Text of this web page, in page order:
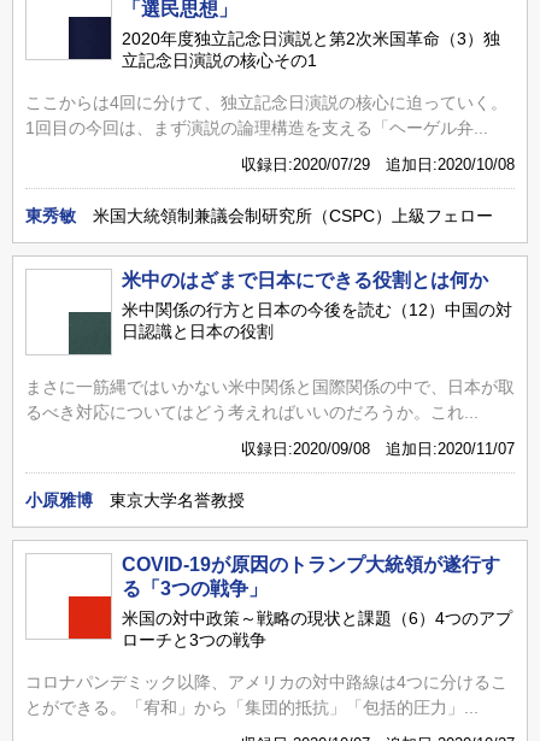
「選民思想」
2020年度独立記念日演説と第2次米国革命（3）独
立記念日演説の核心その1
ここからは4回に分けて、独立記念日演説の核心に迫っていく。
1回目の今回は、まず演説の論理構造を支える「ヘーゲル弁...
収録日:2020/07/29 追加日:2020/10/08
東秀敏 米国大統領制兼議会制研究所（CSPC）上級フェロー
米中のはざまで日本にできる役割とは何か
米中関係の行方と日本の今後を読む（12）中国の対
日認識と日本の役割
まさに一筋縄ではいかない米中関係と国際関係の中で、日本が取
るべき対応についてはどう考えればいいのだろうか。これ...
収録日:2020/09/08 追加日:2020/11/07
小原雅博 東京大学名誉教授
COVID-19が原因のトランプ大統領が遂行す
る「3つの戦争」
米国の対中政策～戦略の現状と課題（6）4つのアプ
ローチと3つの戦争
コロナパンデミック以降、アメリカの対中路線は4つに分けるこ
とができる。「宥和」から「集団的抵抗」「包括的圧力」...